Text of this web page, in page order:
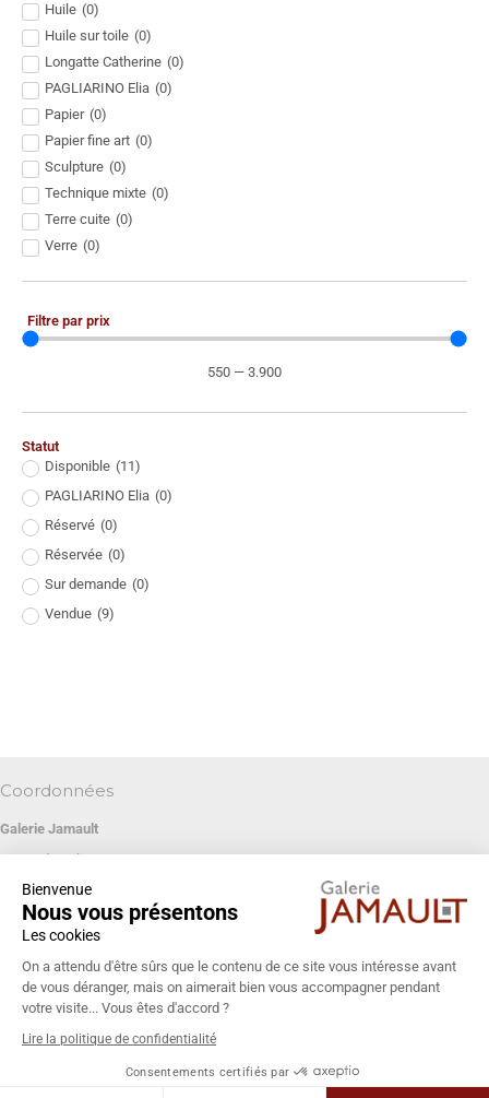
Bienvenue
Nous vous présentons
Les cookies
On a attendu d'être sûrs que le contenu de ce site vous intéresse avant
de vous déranger, mais on aimerait bien vous accompagner pendant
votre visite... Vous êtes d'accord ?
Lire la politique de confidentialité
Consentements certifiés par
Huile (0)
Huile sur toile (0)
Longatte Catherine (0)
PAGLIARINO Elia (0)
Papier (0)
Papier fine art (0)
Sculpture (0)
Technique mixte (0)
Terre cuite (0)
Verre (0)
Filtre par prix
550 — 3.900
Statut
Disponible (11)
PAGLIARINO Elia (0)
Réservé (0)
Réservée (0)
Sur demande (0)
Vendue (9)
Coordonnées
Galerie Jamault
19 rue des Blancs Manteaux
75004 PARIS
+33 (0)1 42 74 13 85
galeriejamault@gmail.com
© Galerie Jamault 2026 - Tous droits réservés